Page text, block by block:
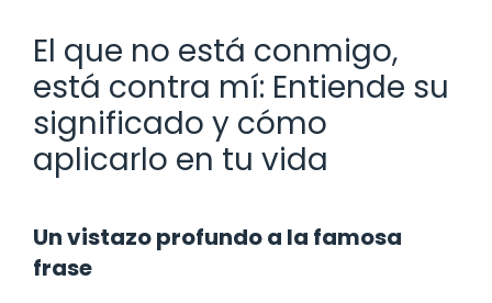
El que no está conmigo,
está contra mí: Entiende su
significado y cómo
aplicarlo en tu vida
Un vistazo profundo a la famosa
frase